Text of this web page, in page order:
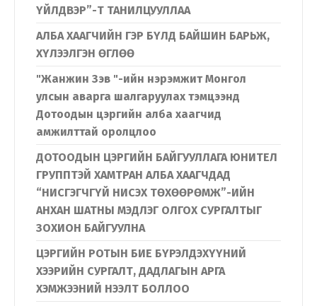
ҮЙЛДВЭР”-Т ТАНИЛЦУУЛЛАА
АЛБА ХААГЧИЙН ГЭР БҮЛД БАЙШИН БАРЬЖ,
ХҮЛЭЭЛГЭН ӨГЛӨӨ
"Жанжин Зэв "-ийн нэрэмжит Монгол
улсын аварга шалгаруулах тэмцээнд
Дотоодын цэргийн алба хаагчид
амжилттай оролцлоо
ДОТООДЫН ЦЭРГИЙН БАЙГУУЛЛАГА ЮНИТЕЛ
ГРУППТЭЙ ХАМТРАН АЛБА ХААГЧДАД
“НИСГЭГЧГҮЙ НИСЭХ ТӨХӨӨРӨМЖ”-ИЙН
АНХАН ШАТНЫ МЭДЛЭГ ОЛГОХ СУРГАЛТЫГ
ЗОХИОН БАЙГУУЛНА
ЦЭРГИЙН РОТЫН БИЕ БҮРЭЛДЭХҮҮНИЙ
ХЭЭРИЙН СУРГАЛТ, ДАДЛАГЫН АРГА
ХЭМЖЭЭНИЙ НЭЭЛТ БОЛЛОО